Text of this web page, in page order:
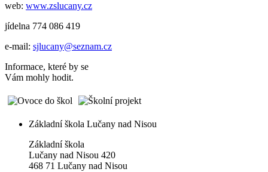
web: www.zslucany.cz
jídelna 774 086 419
e-mail: sjlucany@seznam.cz
Informace, které by se
Vám mohly hodit.
Základní škola Lučany nad Nisou
Základní škola
Lučany nad Nisou 420
468 71 Lučany nad Nisou